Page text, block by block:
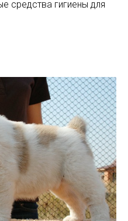
средства гигиены для